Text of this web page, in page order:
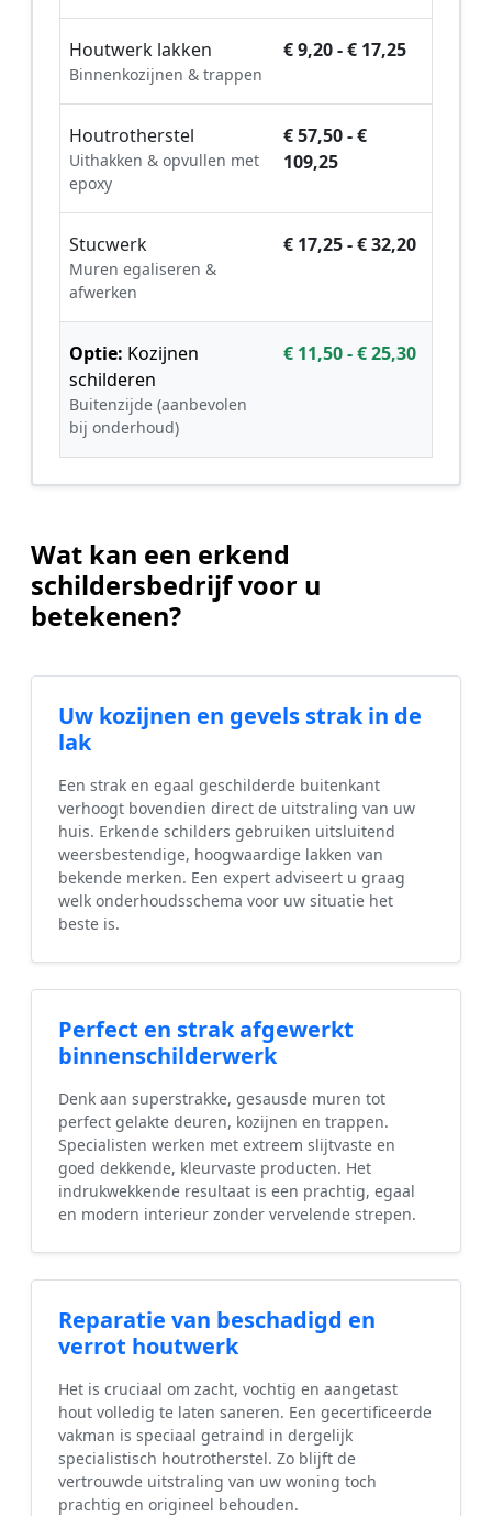
Houtwerk lakken
Binnenkozijnen & trappen
€ 9,20 - € 17,25
Houtrotherstel
Uithakken & opvullen met
epoxy
€ 57,50 - €
109,25
Stucwerk
Muren egaliseren &
afwerken
€ 17,25 - € 32,20
Optie: Kozijnen
schilderen
Buitenzijde (aanbevolen
bij onderhoud)
€ 11,50 - € 25,30
Wat kan een erkend
schildersbedrijf voor u
betekenen?
Uw kozijnen en gevels strak in de
lak
Een strak en egaal geschilderde buitenkant
verhoogt bovendien direct de uitstraling van uw
huis. Erkende schilders gebruiken uitsluitend
weersbestendige, hoogwaardige lakken van
bekende merken. Een expert adviseert u graag
welk onderhoudsschema voor uw situatie het
beste is.
Perfect en strak afgewerkt
binnenschilderwerk
Denk aan superstrakke, gesausde muren tot
perfect gelakte deuren, kozijnen en trappen.
Specialisten werken met extreem slijtvaste en
goed dekkende, kleurvaste producten. Het
indrukwekkende resultaat is een prachtig, egaal
en modern interieur zonder vervelende strepen.
Reparatie van beschadigd en
verrot houtwerk
Het is cruciaal om zacht, vochtig en aangetast
hout volledig te laten saneren. Een gecertificeerde
vakman is speciaal getraind in dergelijk
specialistisch houtrotherstel. Zo blijft de
vertrouwde uitstraling van uw woning toch
prachtig en origineel behouden.